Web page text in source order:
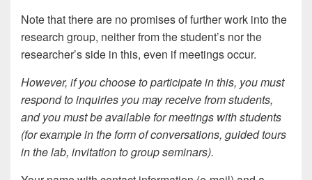
Note that there are no promises of further work into the
research group, neither from the student’s nor the
researcher’s side in this, even if meetings occur.
However, if you choose to participate in this, you must
respond to inquiries you may receive from students,
and you must be available for meetings with students
(for example in the form of conversations, guided tours
in the lab, invitation to group seminars).